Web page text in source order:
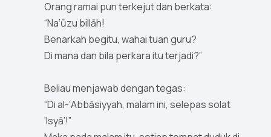
Orang ramai pun terkejut dan berkata:
“Na‘ūzu billāh!
Benarkah begitu, wahai tuan guru?
Di mana dan bila perkara itu terjadi?”
Beliau menjawab dengan tegas:
“Di al-‘Abbāsiyyah, malam ini, selepas solat
‘Isyā’!”